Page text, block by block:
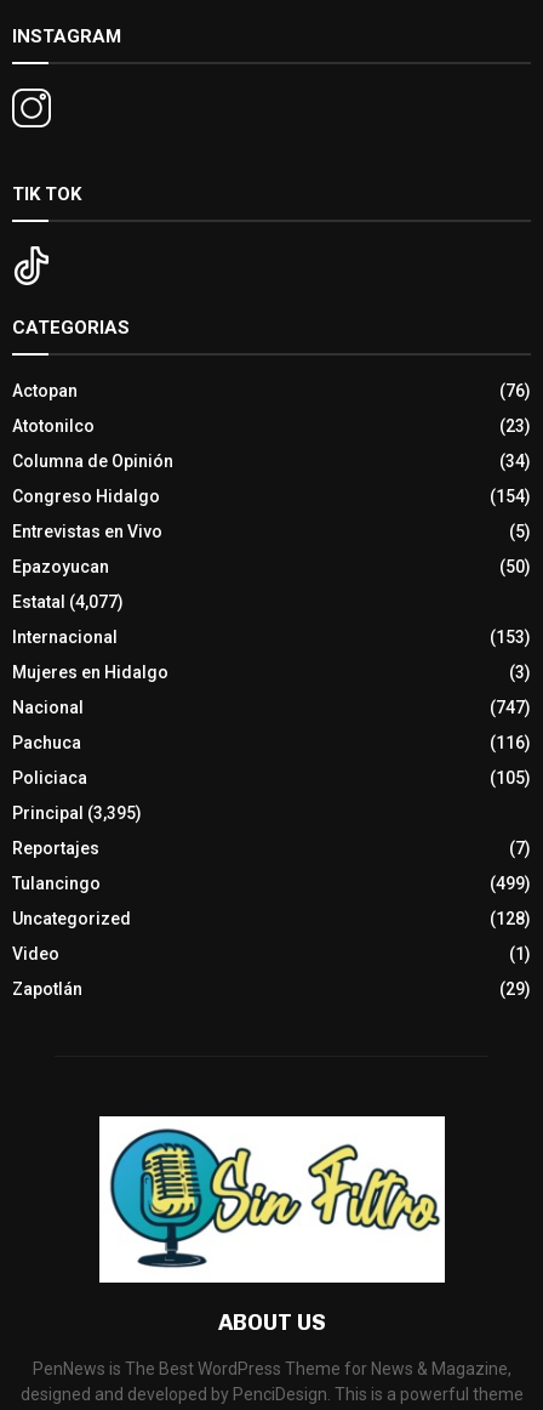
INSTAGRAM
TIK TOK
CATEGORIAS
Actopan
(76)
Atotonilco
(23)
Columna de Opinión
(34)
Congreso Hidalgo
(154)
Entrevistas en Vivo
(5)
Epazoyucan
(50)
Estatal (4,077)
Internacional
(153)
Mujeres en Hidalgo
(3)
Nacional
(747)
Pachuca
(116)
Policiaca
(105)
Principal (3,395)
Reportajes
(7)
Tulancingo
(499)
Uncategorized
(128)
Video
(1)
Zapotlán
(29)
ABOUT US
PenNews is The Best WordPress Theme for News & Magazine,
designed and developed by PenciDesign. This is a powerful theme